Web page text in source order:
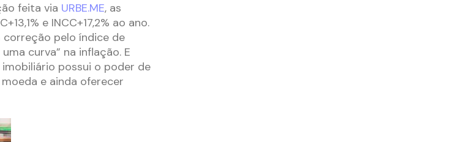
feita via URBE.ME, as
e INCC+17,2% ao ano.
correção pelo índice de
curva” na inflação. E
possui o poder de
e ainda oferecer